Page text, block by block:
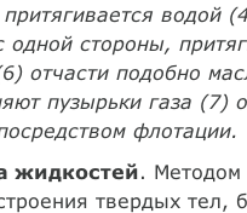
водой
одной стороны,
отчасти подобно
пузырьки газа
флотации.
жидкостей. Методом
твердых тел,